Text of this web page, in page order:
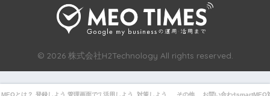
© 2026 株式会社H2Technology All rights reserved.
MEOとは？ 登録しよう 管理画面でできることは？
活用しよう 対策しよう その他 お問い合わせsmartMEO